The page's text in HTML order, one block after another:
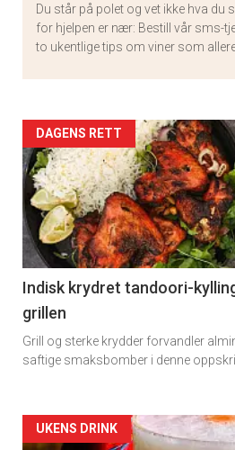
Du står på polet og vet ikke hva du
for hjelpen er nær: Bestill vår sms-
to ukentlige tips om viner som
Artikler
detail
-
section
11
DAGENS RETT
Indisk krydret tandoori-
grillen
Grill og sterke krydder forvandler
saftige smaksbomber i denne
Artikler
UKENS DRINK